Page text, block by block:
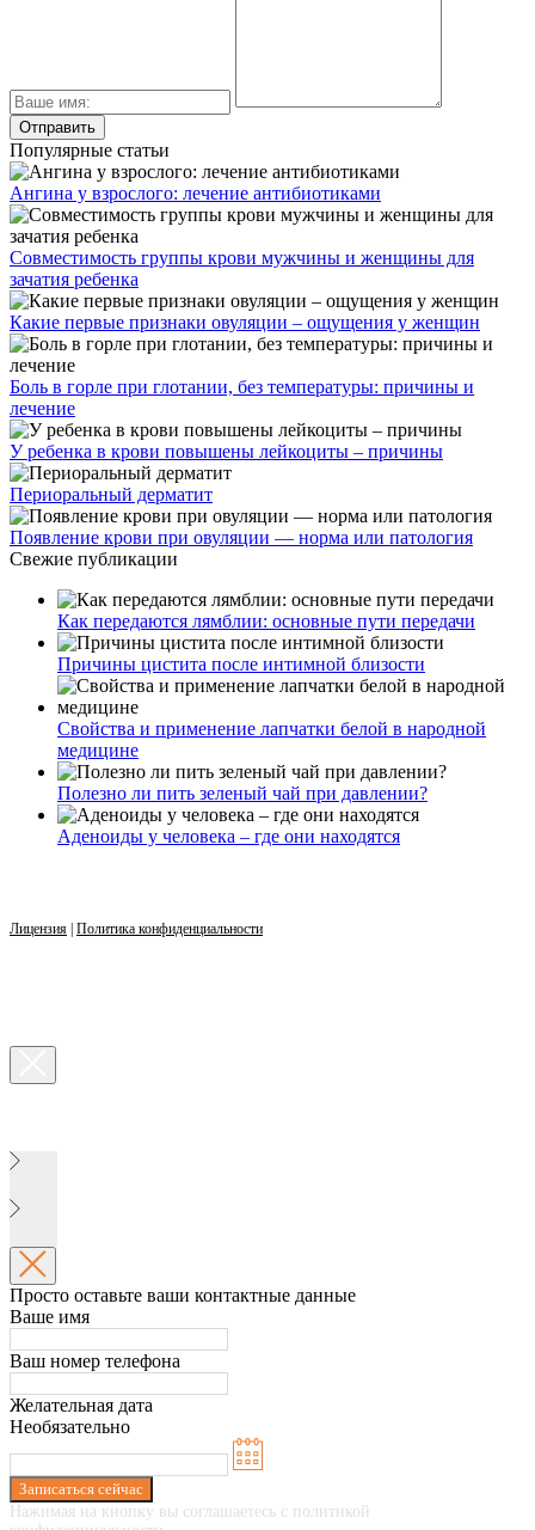
Популярные статьи
Ангина у взрослого: лечение антибиотиками
Совместимость группы крови мужчины и женщины для
зачатия ребенка
Какие первые признаки овуляции – ощущения у женщин
Боль в горле при глотании, без температуры: причины и
лечение
У ребенка в крови повышены лейкоциты – причины
Периоральный дерматит
Появление крови при овуляции — норма или патология
Свежие публикации
Как передаются лямблии: основные пути передачи
Причины цистита после интимной близости
Свойства и применение лапчатки белой в народной
медицине
Полезно ли пить зеленый чай при давлении?
Аденоиды у человека – где они находятся
Лицензия | Политика конфиденциальности
Просто оставьте ваши контактные данные
Ваше имя
Ваш номер телефона
Желательная дата
Необязательно
Записаться сейчас
Нажимая на кнопку вы соглашаетесь с политикой